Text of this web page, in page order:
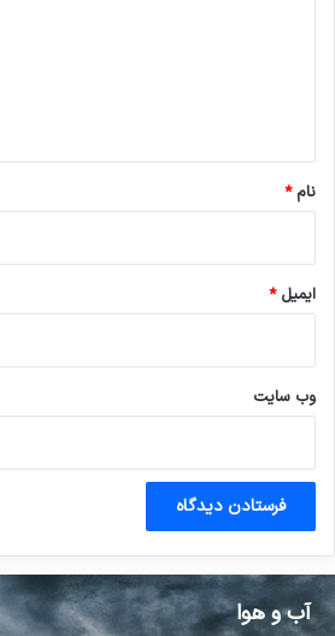
نام*
ایمیل*
وب‌ سایت
آب و هوا